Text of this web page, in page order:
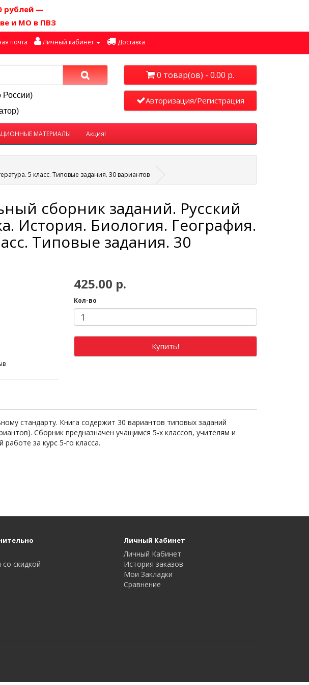
рублей —
и МО в ПВЗ
почта Личный кабинет Доставка
0 товар(ов) - 0.00 р.
России)
Авторизация/Регистрация
МАТЕРИАЛЫ Акция!
5 класс. Типовые задания. 30 вариантов
сборник заданий. Русский
История. Биология. География.
Типовые задания. 30
425.00 р.
Кол-во
Купить!
стандарту. Книга содержит 30 вариантов типовых заданий
Сборник предназначен учащимся 5-х классов, учителям и
за курс 5-го класса.
скидкой
Личный Кабинет
Личный Кабинет
История заказов
Мои Закладки
Сравнение